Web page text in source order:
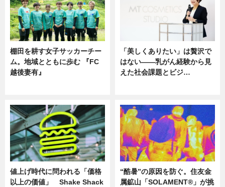
棚田を耕す女子サッカーチー
ム。地域とともに歩む 『FC
越後妻有』
「美しくありたい」は贅沢で
はない――乳がん経験から見
えた社会課題とビジ…
値上げ時代に問われる「価格
以上の価値」 Shake Shack
“酷暑”の原因を防ぐ。住友金
属鉱山「SOLAMENT®」が挑